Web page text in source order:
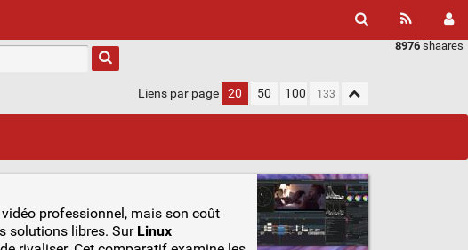
8976 shaares
Liens par page 20 50 100
professionnel, mais son coût
solutions libres. Sur Linux